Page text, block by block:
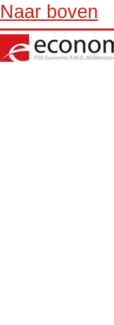
Naar boven